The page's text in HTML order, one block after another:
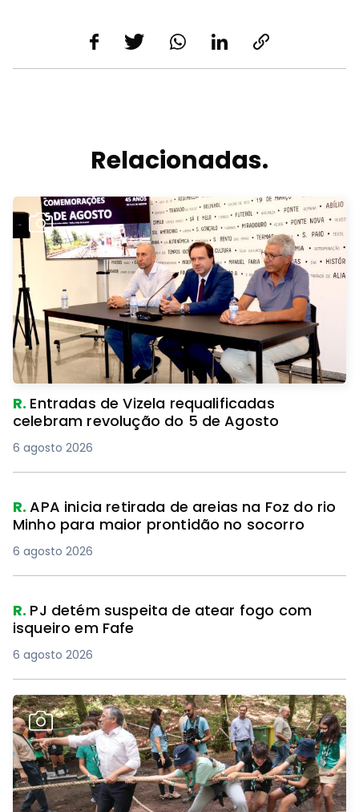
Relacionadas.
R. Entradas de Vizela requalificadas
celebram revolução do 5 de Agosto
6 agosto 2026
R.APA inicia retirada de areias na Foz do rio
Minho para maior prontidão no socorro
6 agosto 2026
R. PJ detém suspeita de atear fogo com
isqueiro em Fafe
6 agosto 2026